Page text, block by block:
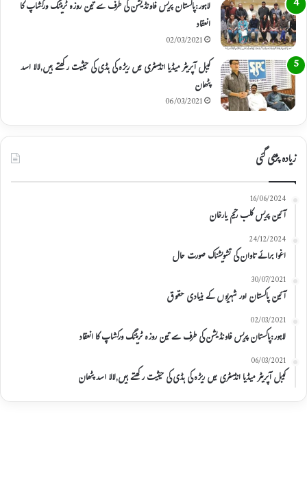
لاہور:پاکستان پریس فاونڈیشن کی طرف سے تین روزہ ٹریننگ ورکشاپ کا
انعقاد
02/03/2021
کیبل آپریٹر میڈیا انڈسٹری میں ریڑہ کی ہڈی کی حیثیت رکھتے ہیں,لالا اسد
پٹھان
06/03/2021
زیادہ پڑھی گئی
16/06/2024
آئین پریس کلب رحیم یارخان
24/12/2024
اغوا برائے تاوان کی تشویشناک صورت حال
30/07/2021
آئین پاکستان اور شہریوں کے بنیادی حقوق
02/03/2021
لاہور:پاکستان پریس فاونڈیشن کی طرف سے تین روزہ ٹریننگ ورکشاپ کا انعقاد
06/03/2021
کیبل آپریٹر میڈیا انڈسٹری میں ریڑہ کی ہڈی کی حیثیت رکھتے ہیں,لالا اسد پٹھان